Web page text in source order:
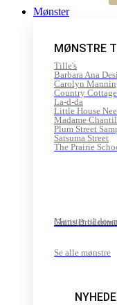
Mønster
MØNSTRE
Tille's
Barbara Ana
Carolyn
Country
La-d-da
Little House
Madame
Plum Street
Satsuma Street
The Prairie
Mønster til
Gratis
Se alle mønstre